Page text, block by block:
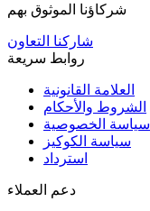
شركاؤنا الموثوق بهم
شاركنا التعاون
العلامة القانونية
الشروط والأحكام
سياسة الخصوصية
سياسة الكوكيز
استرداد